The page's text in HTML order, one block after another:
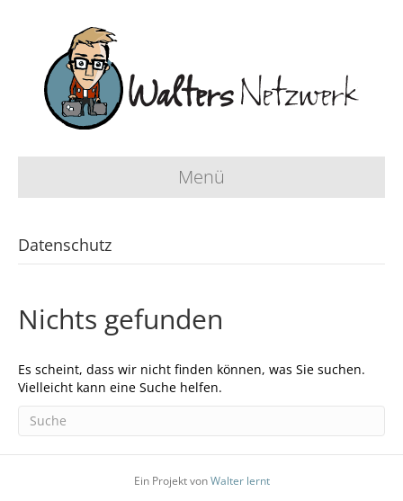
Menü
Datenschutz
Nichts gefunden
Es scheint, dass wir nicht finden können, was Sie suchen.
Vielleicht kann eine Suche helfen.
Ein Projekt vonWalter lernt